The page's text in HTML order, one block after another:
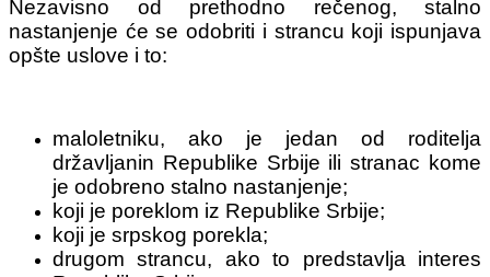
Nezavisno od prethodno rečenog, stalno
nastanjenje će se odobriti i strancu koji ispunjava
opšte uslove i to:
maloletniku, ako je jedan od roditelja
državljanin Republike Srbije ili stranac kome
je odobreno stalno nastanjenje;
koji je poreklom iz Republike Srbije;
koji je srpskog porekla;
drugom strancu, ako to predstavlja interes